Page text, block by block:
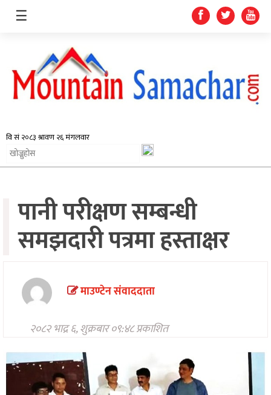
समाचार
प्रदेश
अर्थतन्त्र
स्वास्थ्य
अन्तर्राष्ट्रिय
मनोरन्जन
अन्तरवार्ता/
विचार
खेलकुद
थप
☰
पानी परीक्षण सम्बन्धी
समझदारी पत्रमा हस्ताक्षर
माउण्टेन संवाददाता
२०८२ भाद्र ६, शुक्रबार ०९:४८ प्रकाशित